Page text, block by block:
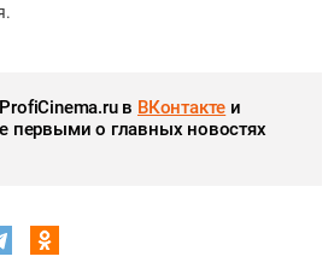
в ВКонтакте и
первыми о главных новостях